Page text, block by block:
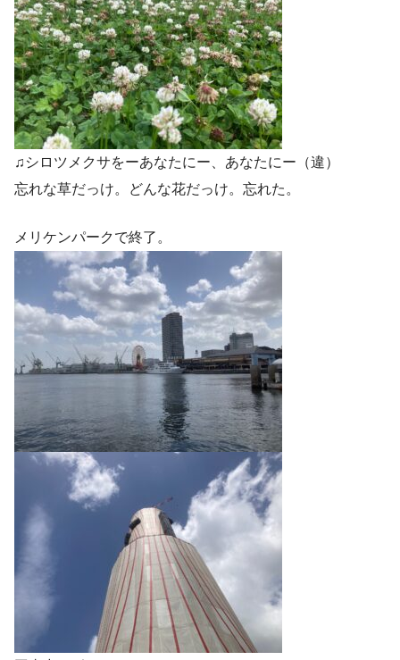
♫シロツメクサをーあなたにー、あなたにー（違）
忘れな草だっけ。どんな花だっけ。忘れた。
メリケンパークで終了。